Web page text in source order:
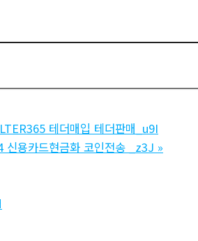
테더매입 테더판매_u9I
신용카드현금화 코인전송 _z3J »